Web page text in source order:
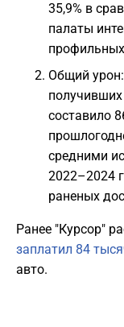
35,9% в
палаты
Общий
составило
средними
2022–2024
раненых
Ранее "Курсор"
заплатил 84
авто.